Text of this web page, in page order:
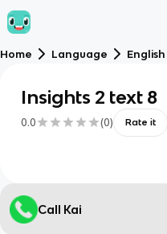
Home Language English
Insights 2 text 8
0.0 (0) Rate it
Call Kai